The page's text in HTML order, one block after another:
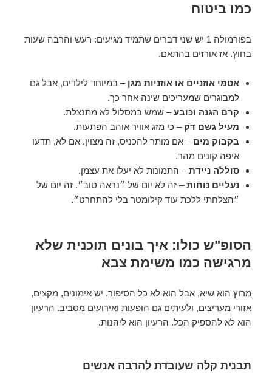
כמו ביטוח
בפורמולה 1 יש שני דברים שתמיד מגיעים: רעש והרבה שעות
בחוץ. אז אורזים בהתאם.
אטמי אוזניים או אוזניות מגן – במיוחד לילדים, אבל גם
למבוגרים שמעריכים שינה אחר כך.
קרם הגנה וכובע– שמש במסלול לא מתנצלת.
מעיל גשם דק – כי מזג אוויר אוהב הפתעות.
בקבוק מים – אם מותר להכניס, זה מצוין. אם לא, תדעו
איפה קונים מהר.
סוללה ניידת– התמונות לא יעלו את עצמן.
נעליים נוחות– זה לא יום של ״נראה טוב״. זה יום של
״הצלחתי ללכת עוד קילומטר בלי להתחרט״.
הסופ"ש כולו: איך בונים תוכנית שלא
מרגישה כמו משימת צבא
מרוץ הוא שיא, אבל הוא לא כל הסיפור. יש אימונים, מקצים,
אזורי מעריצים, ולעיתים גם הופעות ואירועים מסביב. הרעיון
הוא לא להספיק הכל. הרעיון הוא ליהנות.
תבנית קלה שעובדת להרבה אנשים